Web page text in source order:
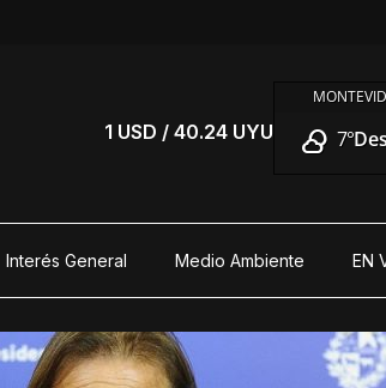
1 USD / 40.24 UYU 7°
Interés General Medio Ambiente EN